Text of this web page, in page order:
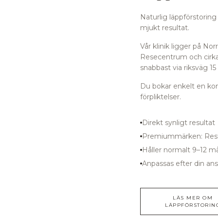
Naturlig
mjukt resultat.
Vår klinik ligger på
Resecentrum och
snabbast via riksväg
Du bokar enkelt en
förpliktelser.
Direkt synligt resultat
Premiummärken:
Håller normalt 9–12
Anpassas efter din
LÄS MER OM